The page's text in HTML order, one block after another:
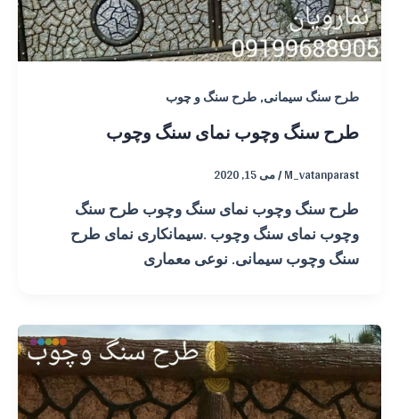
طرح سنگ سیمانی,طرح سنگ و چوب
طرح سنگ وچوب نمای سنگ وچوب
M_vatanparast
/می 15, 2020
طرح سنگ وچوب نمای سنگ وچوب طرح سنگ
وچوب نمای سنگ وچوب .سیمانکاری نمای طرح
سنگ وچوب سیمانی. نوعی معماری